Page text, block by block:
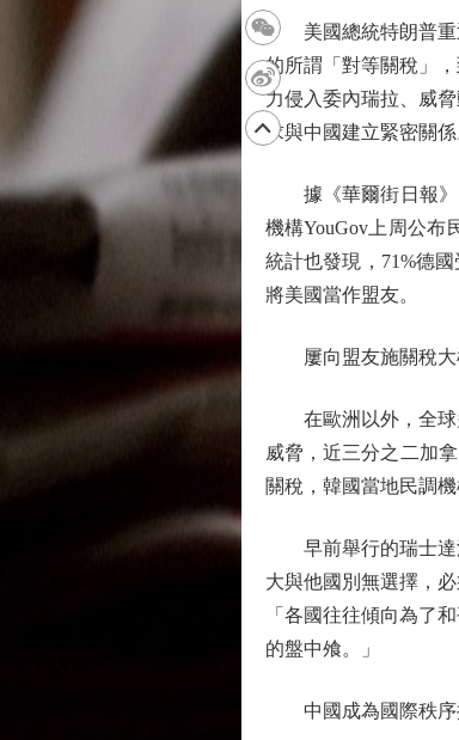
美國總統特朗普重返
的所謂「對等關稅」
力侵入委內瑞拉、威
求與中國建立緊密關係
據《華爾街日報》
機構YouGov上周公布
統計也發現，71%德
將美國當作盟友。
屢向盟友施關稅大
在歐洲以外，全球
威脅，近三分之二加
關稅，韓國當地民調
早前舉行的瑞士達
大與他國別無選擇，
「各國往往傾向為了
的盤中飧。」
中國成為國際秩序